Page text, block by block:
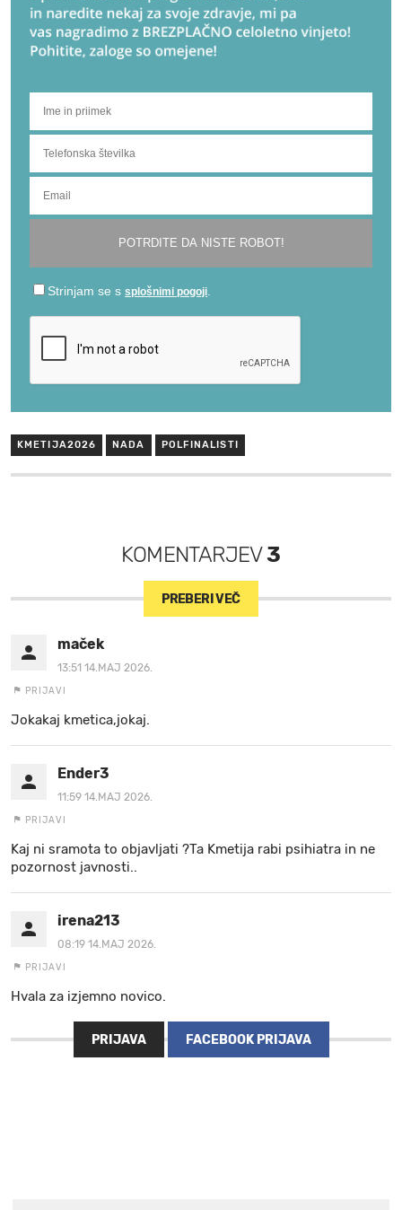
KMETIJA2026 NADA POLFINALISTI
KOMENTARJEV3
PREBERI VEČ
maček
13:51 14.MAJ 2026.
PRIJAVI
Jokakaj kmetica,jokaj.
Ender3
11:59 14.MAJ 2026.
PRIJAVI
Kaj ni sramota to objavljati ?Ta Kmetija rabi psihiatra in ne
pozornost javnosti..
irena213
08:19 14.MAJ 2026.
PRIJAVI
Hvala za izjemno novico.
PRIJAVA FACEBOOK PRIJAVA